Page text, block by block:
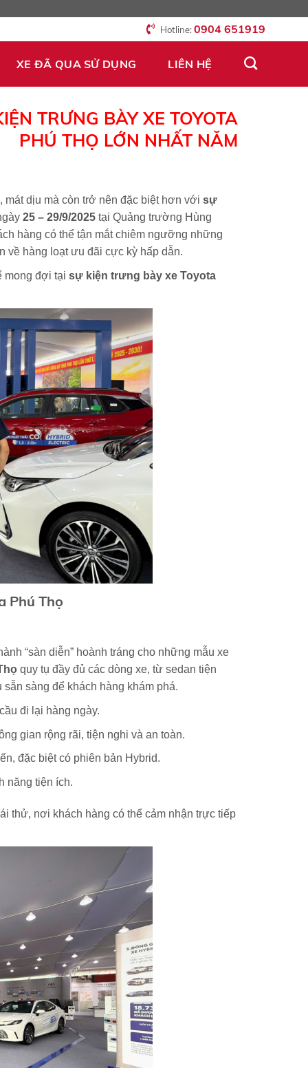
Hotline:0904 651919
XE ĐÃ QUA SỬ DỤNG LIÊN HỆ
TRƯNG BÀY XE TOYOTA
PHÚ THỌ LỚN NHẤT NĂM
mát dịu mà còn trở nên đặc biệt hơn với sự
25 – 29/9/2025tại Quảng trường Hùng
hàng có thể tận mắt chiêm ngưỡng những
về hàng loạt ưu đãi cực kỳ hấp dẫn.
mong đợi tại sự kiện trưng bày xe Toyota
Phú Thọ
“sàn diễn” hoành tráng cho những mẫu xe
quy tụ đầy đủ các dòng xe, từ sedan tiện
sàng để khách hàng khám phá.
đi lại hàng ngày.
gian rộng rãi, tiện nghi và an toàn.
đặc biệt có phiên bản Hybrid.
năng tiện ích.
thử, nơi khách hàng có thể cảm nhận trực tiếp